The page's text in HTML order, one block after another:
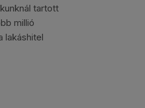
tartott
millió
lakáshitel